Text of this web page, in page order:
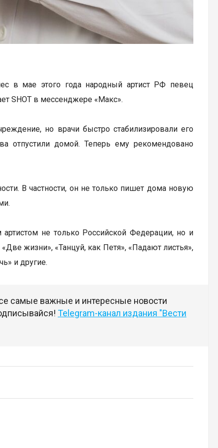
в мае этого года народный артист РФ певец
SHOT в мессенджере «Макс».
но врачи быстро стабилизировали его
отпустили домой. Теперь ему рекомендовано
В частности, он не только пишет дома новую
не только Российской Федерации, но и
жизни», «Танцуй, как Петя», «Падают листья»,
и другие.
самые важные и интересные новости
Telegram-канал издания "Вести